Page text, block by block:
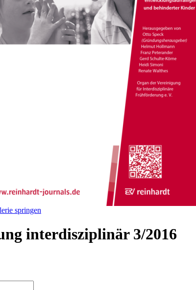
springen
interdisziplinär 3/2016